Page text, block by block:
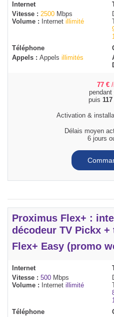
Internet
Vitesse : 2500 Mbps
Volume :
Internet illimité
Téléphone
Appels : Appels illimités
77 €
pendant
puis 117
Activation &
Délais moyen
6 jours
Proximus Flex+ :
décodeur TV Pickx
Flex+ Easy (promo
Internet
Vitesse : 500 Mbps
Volume :
Internet illimité
Téléphone